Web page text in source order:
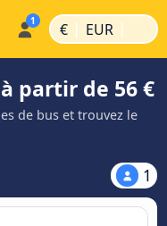
€ | EUR |
partir de 56 €
de bus et trouvez le
1